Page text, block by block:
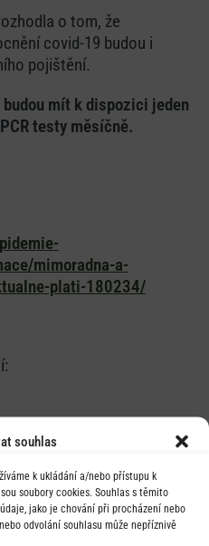
souhlas
k ukládání a/nebo přístupu k
soubory cookies. Souhlas s těmito
jako je chování při procházení nebo
odvolání souhlasu může nepříznivě
o tom, že
covid-19 budou i
pojištění.
mít k dispozici jeden
testy měsíčně.
mimoradna-a-
plati-180234/